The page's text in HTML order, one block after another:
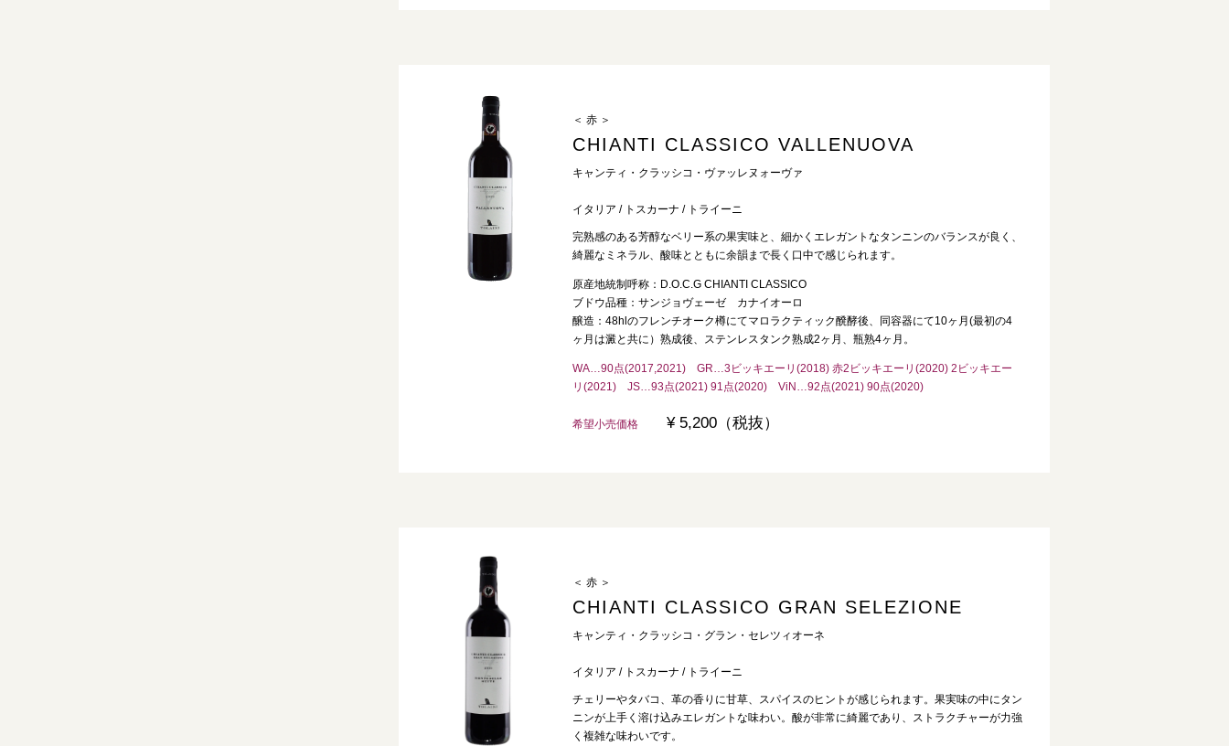
＜ 赤 ＞
CHIANTI CLASSICO VALLENUOVA
キャンティ・クラッシコ・ヴァッレヌォーヴァ
イタリア / トスカーナ / トライーニ
完熟感のある芳醇なベリー系の果実味と、細かくエレガントなタンニンのバランスが良く、
綺麗なミネラル、酸味とともに余韻まで長く口中で感じられます。
原産地統制呼称：D.O.C.G CHIANTI CLASSICO
ブドウ品種：サンジョヴェーゼ カナイオーロ
醸造：48hlのフレンチオーク樽にてマロラクティック醗酵後、同容器にて10ヶ月(最初の4
ヶ月は澱と共に）熟成後、ステンレスタンク熟成2ヶ月、瓶熟4ヶ月。
WA…90点(2017,2021) GR…3ビッキエーリ(2018) 赤2ビッキエーリ(2020) 2ビッキエー
リ(2021) JS…93点(2021) 91点(2020) ViN…92点(2021) 90点(2020)
希望小売価格 ¥ 5,200（税抜）
＜ 赤 ＞
CHIANTI CLASSICO GRAN SELEZIONE
キャンティ・クラッシコ・グラン・セレツィオーネ
イタリア / トスカーナ / トライーニ
チェリーやタバコ、革の香りに甘草、スパイスのヒントが感じられます。果実味の中にタン
ニンが上手く溶け込みエレガントな味わい。酸が非常に綺麗であり、ストラクチャーが力強
く複雑な味わいです。